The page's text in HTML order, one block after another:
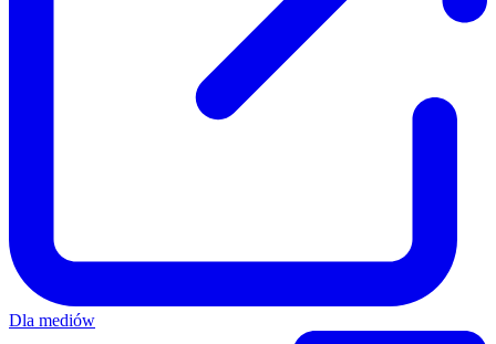
Dla mediów